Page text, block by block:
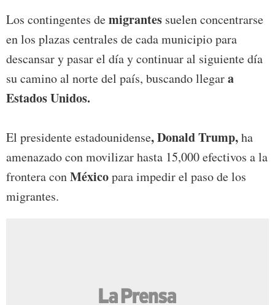
Los contingentes demigrantes suelen concentrarse
en los plazas centrales de cada municipio para
descansar y pasar el día y continuar al siguiente día
su camino al norte del país, buscando llegara
Estados Unidos.
El presidente estadounidense, Donald Trump,ha
amenazado con movilizar hasta 15,000 efectivos a la
frontera conMéxicopara impedir el paso de los
migrantes.